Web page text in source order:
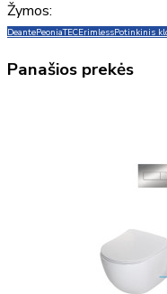
Žymos:
DeantePeoniaTECErimlessPotinkinis
Panašios prekės